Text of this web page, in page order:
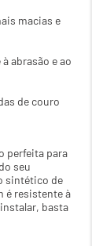
macias e
abrasão e ao
de couro
perfeita para
seu
sintético de
é resistente à
basta